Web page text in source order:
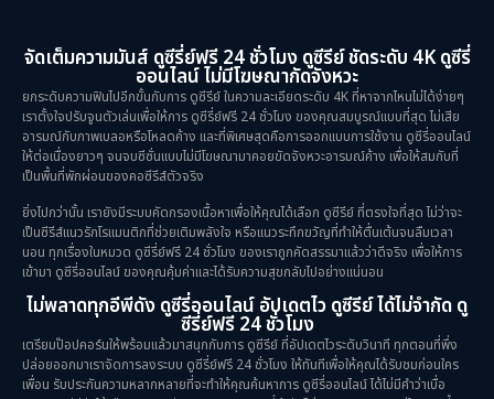
จัดเต็มความมันส์ ดูซีรี่ย์ฟรี 24 ชั่วโมง ดูซีรีย์ ชัดระดับ 4K ดูซีรี่
ออนไลน์ ไม่มีโฆษณากัดจังหวะ
ยกระดับความฟินไปอีกขั้นกับการ ดูซีรีย์ ในความละเอียดระดับ 4K ที่หาจากไหนไม่ได้ง่ายๆ
เราตั้งใจปรับจูนตัวเล่นเพื่อให้การ ดูซีรี่ย์ฟรี 24 ชั่วโมง ของคุณสมบูรณ์แบบที่สุด ไม่เสีย
อารมณ์กับภาพเบลอหรือโหลดค้าง และที่พิเศษสุดคือการออกแบบการใช้งาน ดูซีรี่ออนไลน์
ให้ต่อเนื่องยาวๆ จนจบซีซั่นแบบไม่มีโฆษณามาคอยขัดจังหวะอารมณ์ค้าง เพื่อให้สมกับที่
เป็นพื้นที่พักผ่อนของคอซีรีส์ตัวจริง
ยิ่งไปกว่านั้น เรายังมีระบบคัดกรองเนื้อหาเพื่อให้คุณได้เลือก ดูซีรีย์ ที่ตรงใจที่สุด ไม่ว่าจะ
เป็นซีรีส์แนวรักโรแมนติกที่ช่วยเติมพลังใจ หรือแนวระทึกขวัญที่ทำให้ตื่นเต้นจนลืมเวลา
นอน ทุกเรื่องในหมวด ดูซีรี่ย์ฟรี 24 ชั่วโมง ของเราถูกคัดสรรมาแล้วว่าดีจริง เพื่อให้การ
เข้ามา ดูซีรี่ออนไลน์ ของคุณคุ้มค่าและได้รับความสุขกลับไปอย่างแน่นอน
ไม่พลาดทุกอีพีดัง ดูซีรี่ออนไลน์ อัปเดตไว ดูซีรีย์ ได้ไม่จำกัด ดู
ซีรี่ย์ฟรี 24 ชั่วโมง
เตรียมป๊อปคอร์นให้พร้อมแล้วมาสนุกกับการ ดูซีรีย์ ที่อัปเดตไวระดับวินาที ทุกตอนที่พึ่ง
ปล่อยออกมาเราจัดการลงระบบ ดูซีรี่ย์ฟรี 24 ชั่วโมง ให้ทันทีเพื่อให้คุณได้รับชมก่อนใคร
เพื่อน รับประกันความหลากหลายที่จะทำให้คุณค้นหาการ ดูซีรี่ออนไลน์ ได้ไม่มีคำว่าเบื่อ